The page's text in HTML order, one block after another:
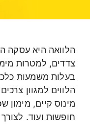
כרטיס חדש
כאל בשבילך
הלוואה היא עסקה
צדדים, למטרות
בעלות משמעות
הלווים למגוון
מינוס קיים, מימון
חופשות ועוד.